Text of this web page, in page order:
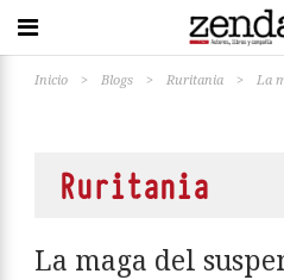
Inicio > Blogs > Ruritania > La
Ruritania
La maga del